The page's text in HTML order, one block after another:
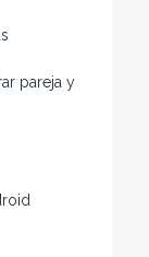
pareja y